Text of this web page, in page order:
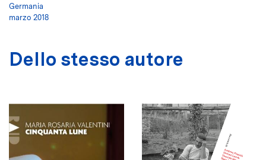
Germania
marzo 2018
Dello stesso autore